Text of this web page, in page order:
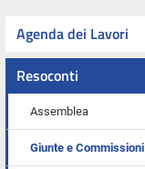
Agenda dei Lavori
Resoconti
Assemblea
Giunte e Commissioni